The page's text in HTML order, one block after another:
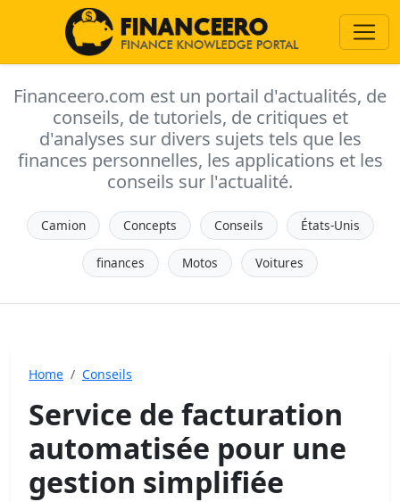
Financeero.com est un portail d'actualités, de
conseils, de tutoriels, de critiques et
d'analyses sur divers sujets tels que les
finances personnelles, les applications et les
conseils sur l'actualité.
Camion Concepts Conseils États-Unis
finances Motos Voitures
Home Conseils
Service de facturation
automatisée pour une
gestion simplifiée